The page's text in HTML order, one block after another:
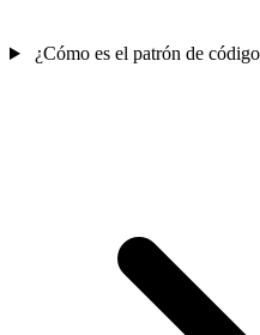
¿Cómo es el patrón de